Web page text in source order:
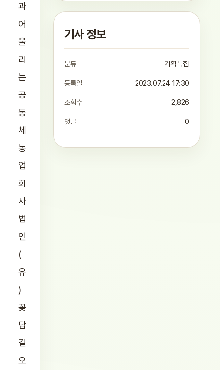
과
어
울
리
는
공
동
체
농
업
회
사
법
인
(
유
)
꽃
담
길
오
기사 정보
분류 기획특집
등록일 2023.07.24 17:30
조회수 2,826
댓글 0